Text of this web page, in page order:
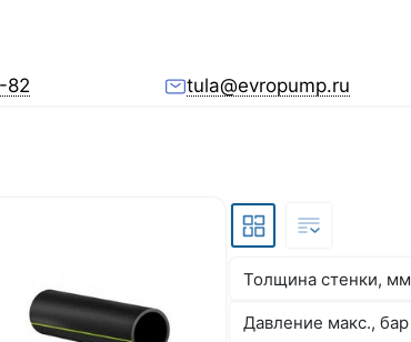
82 tula@evropump.ru
Толщина стенки, мм
Давление макс., бар